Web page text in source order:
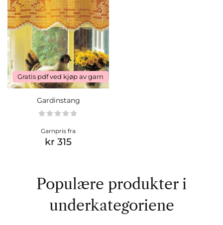
Gratis pdf ved kjøp av garn
Gardinstang
Garnpris fra
kr 315
Populære produkter i
underkategoriene